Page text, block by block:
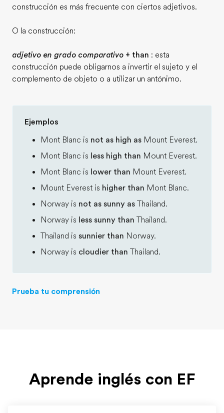
construcción es más frecuente con ciertos adjetivos.
O la construcción:
adjetivo en grado comparativo + than : esta
construcción puede obligarnos a invertir el sujeto y el
complemento de objeto o a utilizar un antónimo.
Ejemplos
Mont Blanc is not as high as Mount Everest.
Mont Blanc is less high than Mount Everest.
Mont Blanc is lower than Mount Everest.
Mount Everest is higher than Mont Blanc.
Norway is not as sunny as Thailand.
Norway is less sunny than Thailand.
Thailand is sunnier than Norway.
Norway is cloudier than Thailand.
Prueba tu comprensión
Aprende inglés con EF